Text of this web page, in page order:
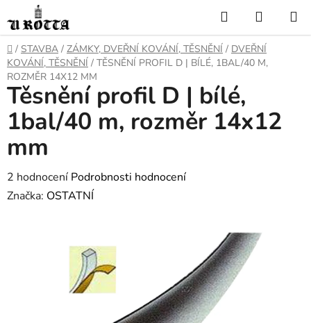
na
obsah
Hledat
KOŠÍK
DOMŮ
/ STAVBA / ZÁMKY, DVEŘNÍ KOVÁNÍ, TĚSNĚNÍ / DVEŘNÍ
KOVÁNÍ, TĚSNĚNÍ / TĚSNĚNÍ PROFIL D | BÍLÉ, 1BAL/40 M,
ROZMĚR 14X12 MM
Těsnění profil D | bílé,
1bal/40 m, rozměr 14x12
mm
Průměrné
hodnocení
2 hodnocení Podrobnosti hodnocení
Značka: OSTATNÍ